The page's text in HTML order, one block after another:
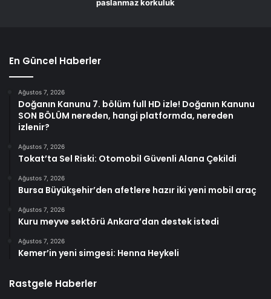
paslanmaz korkuluk
En Güncel Haberler
Ağustos 7, 2026
Doğanın Kanunu 7. bölüm full HD izle! Doğanın Kanunu
SON BÖLÜM nereden, hangi platformda, nereden
izlenir?
Ağustos 7, 2026
Tokat’ta Sel Riski: Otomobil Güvenli Alana Çekildi
Ağustos 7, 2026
Bursa Büyükşehir’den afetlere hazır iki yeni mobil araç
Ağustos 7, 2026
Kuru meyve sektörü Ankara’dan destek istedi
Ağustos 7, 2026
Kemer’in yeni simgesi: Henna Heykeli
Rastgele Haberler